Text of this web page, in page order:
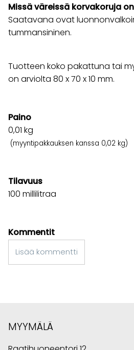
Missä väreissä korvakoruja
Saatavana ovat
tummansininen.
Tuotteen koko pakattuna tai
on arviolta 80 x 70 x 10 mm.
Paino
0,01 kg
(myyntipakkauksen kanssa 0,02 kg)
Tilavuus
100 millilitraa
Kommentit
Lisää kommentti
MYYMÄLÄ